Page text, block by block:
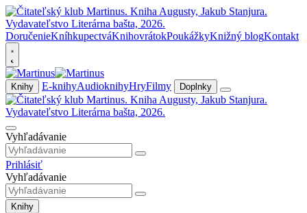
DoručenieKníhkupectváKnihovrátokPoukážkyKnižný blogKontakt
Knihy E-knihyAudioknihyHryFilmy Doplnky
Vyhľadávanie
Prihlásiť
Vyhľadávanie
Knihy